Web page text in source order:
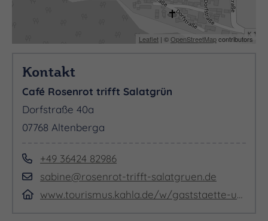
Leaflet | ©OpenStreetMapcontributors
Kontakt
Café Rosenrot trifft Salatgrün
Dorfstraße 40a
07768 Altenberga
+49 36424 82986
sabine@rosenrot-trifft-salatgruen.de
www.tourismus.kahla.de/w/gaststaette-und-pension-rosengarten